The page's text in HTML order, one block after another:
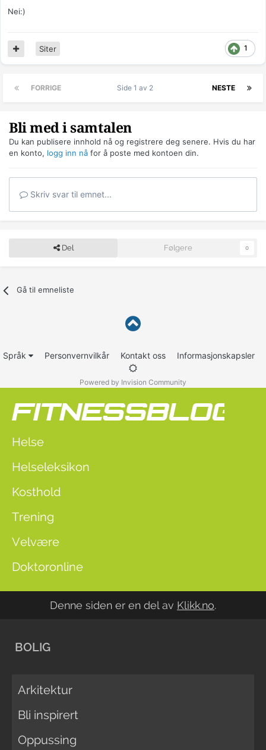
Nei:)
1
Siter
FORRIGE NESTE
Side 1 av 2
Bli med i samtalen
Du kan publisere innhold nå og registrere deg senere. Hvis du har
en konto, logg inn nå for å poste med kontoen din.
Skriv svar til emnet...
Del Følgere 0
Gå til emneliste
Språk Personvernvilkår Kontakt oss Informasjonskapsler
Powered by Invision Community
Helse
Helseleksikon
Kosthold
Trening
Velvære
Doktoronline
Denne siden er en del av Klikk.no.
BOLIG
Arkitektur
Bli inspirert
Oppussing